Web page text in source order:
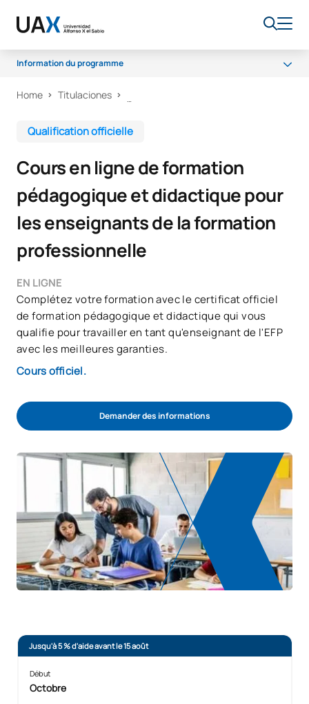
Information du programme
Programme
FAQ
Home Titulaciones
Qualification officielle
Cours en ligne de formation
pédagogique et didactique pour
les enseignants de la formation
professionnelle
EN LIGNE
Complétez votre formation avec le certificat officiel
de formation pédagogique et didactique qui vous
qualifie pour travailler en tant qu'enseignant de l'EFP
avec les meilleures garanties.
Cours officiel.
Demander des informations
Jusqu'à 5 % d'aide avant le 15 août
Début
Octobre